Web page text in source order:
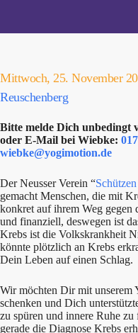
Mittwoch, 25. November
Reuschenberg
Bitte melde Dich unbedingt
oder E-Mail bei Wiebke:
wiebke@yogimotion.de
Der Neusser Verein “
gemacht Menschen, die mit
konkret auf ihrem Weg gegen
und finanziell, deswegen ist
Krebs ist die Volkskrankheit
könnte plötzlich an Krebs
Dein Leben auf einen Schlag.
Wir möchten Dir mit unserem
schenken und Dich
zu spüren und innere Ruhe
gerade die Diagnose Krebs